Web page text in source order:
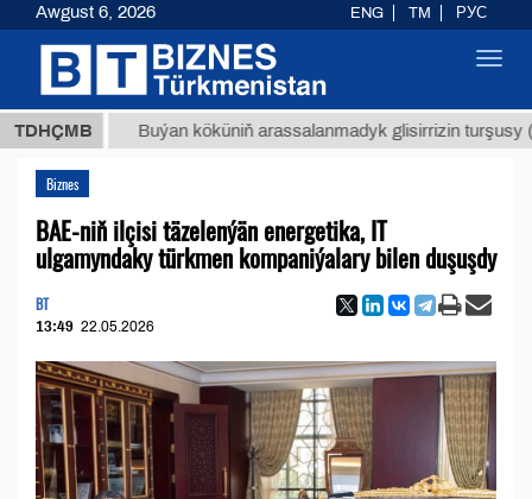
TDHÇMBBuýan köküniň arassalanmadyk glisirrizin turşusy (t.)
Biznes
BAE-niň ilçisi täzelenýän energetika, IT
ulgamyndaky türkmen kompaniýalary bilen duşuşdy
BT
13:49 22.05.2026
Awgust 6, 2026 ENG TM РУС